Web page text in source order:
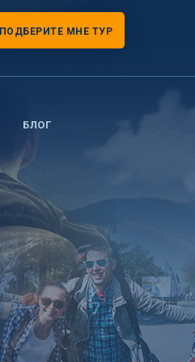
ПОДБЕРИТЕ МНЕ ТУР
БЛОГ